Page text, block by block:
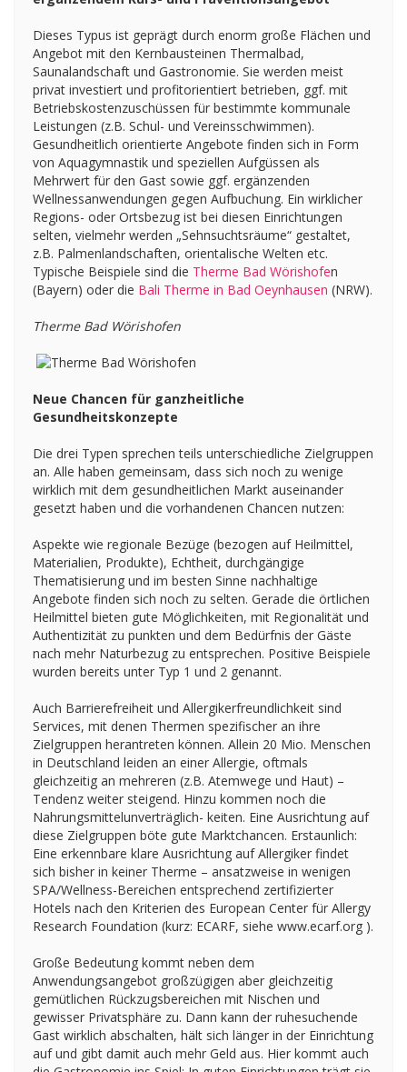
Dieses Typus ist geprägt durch enorm große Flächen und
Angebot mit den Kernbausteinen Thermalbad,
Saunalandschaft und Gastronomie. Sie werden meist
privat investiert und profitorientiert betrieben, ggf. mit
Betriebskostenzuschüssen für bestimmte kommunale
Leistungen (z.B. Schul- und Vereinsschwimmen).
Gesundheitlich orientierte Angebote finden sich in Form
von Aquagymnastik und speziellen Aufgüssen als
Mehrwert für den Gast sowie ggf. ergänzenden
Wellnessanwendungen gegen Aufbuchung. Ein wirklicher
Regions- oder Ortsbezug ist bei diesen Einrichtungen
selten, vielmehr werden „Sehnsuchtsräume“ gestaltet,
z.B. Palmenlandschaften, orientalische Welten etc.
Typische Beispiele sind die Therme Bad Wörishofen
(Bayern) oder die Bali Therme in Bad Oeynhausen (NRW).
Therme Bad Wörishofen
Neue Chancen für ganzheitliche
Gesundheitskonzepte
Die drei Typen sprechen teils unterschiedliche Zielgruppen
an. Alle haben gemeinsam, dass sich noch zu wenige
wirklich mit dem gesundheitlichen Markt auseinander
gesetzt haben und die vorhandenen Chancen nutzen:
Aspekte wie regionale Bezüge (bezogen auf Heilmittel,
Materialien, Produkte), Echtheit, durchgängige
Thematisierung und im besten Sinne nachhaltige
Angebote finden sich noch zu selten. Gerade die örtlichen
Heilmittel bieten gute Möglichkeiten, mit Regionalität und
Authentizität zu punkten und dem Bedürfnis der Gäste
nach mehr Naturbezug zu entsprechen. Positive Beispiele
wurden bereits unter Typ 1 und 2 genannt.
Auch Barrierefreiheit und Allergikerfreundlichkeit sind
Services, mit denen Thermen spezifischer an ihre
Zielgruppen herantreten können. Allein 20 Mio. Menschen
in Deutschland leiden an einer Allergie, oftmals
gleichzeitig an mehreren (z.B. Atemwege und Haut) –
Tendenz weiter steigend. Hinzu kommen noch die
Nahrungsmittelunverträglich- keiten. Eine Ausrichtung auf
diese Zielgruppen böte gute Marktchancen. Erstaunlich:
Eine erkennbare klare Ausrichtung auf Allergiker findet
sich bisher in keiner Therme – ansatzweise in wenigen
SPA/Wellness-Bereichen entsprechend zertifizierter
Hotels nach den Kriterien des European Center für Allergy
Research Foundation (kurz: ECARF, siehe www.ecarf.org ).
Große Bedeutung kommt neben dem
Anwendungsangebot großzügigen aber gleichzeitig
gemütlichen Rückzugsbereichen mit Nischen und
gewisser Privatsphäre zu. Dann kann der ruhesuchende
Gast wirklich abschalten, hält sich länger in der Einrichtung
auf und gibt damit auch mehr Geld aus. Hier kommt auch